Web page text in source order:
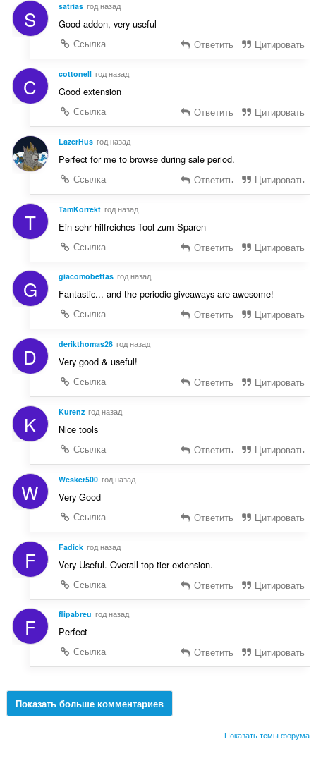
S satrias год назад
Good addon, very useful
Ссылка
Ответить Цитировать
C cottonell год назад
Good extension
Ссылка
Ответить Цитировать
LazerHus год назад
Perfect for me to browse during sale period.
Ссылка
Ответить Цитировать
T TamKorrekt год назад
Ein sehr hilfreiches Tool zum Sparen
Ссылка
Ответить Цитировать
G giacomobettas год назад
Fantastic... and the periodic giveaways are awesome!
Ссылка
Ответить Цитировать
D derikthomas28 год назад
Very good & useful!
Ссылка
Ответить Цитировать
K Kurenz год назад
Nice tools
Ссылка
Ответить Цитировать
W Wesker500 год назад
Very Good
Ссылка
Ответить Цитировать
F Fadick год назад
Very Useful. Overall top tier extension.
Ссылка
Ответить Цитировать
F flipabreu год назад
Perfect
Ссылка
Ответить Цитировать
Показать больше комментариев
Показать темы форума